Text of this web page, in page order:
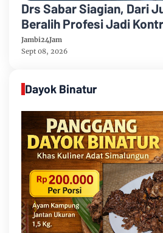
Drs Sabar Siagian, Dari
Beralih Profesi Jadi
Jambi24Jam
Sept 08, 2026
Dayok Binatur